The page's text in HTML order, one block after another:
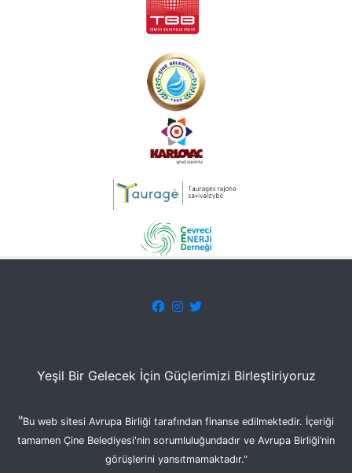
Yeşil Bir Gelecek İçin Güçlerimizi Birleştiriyoruz
"Bu web sitesi Avrupa Birliği tarafından finanse edilmektedir. İçeriği
tamamen Çine Belediyesi'nin sorumluluğundadır ve Avrupa Birliği’nin
görüşlerini yansıtmamaktadır."